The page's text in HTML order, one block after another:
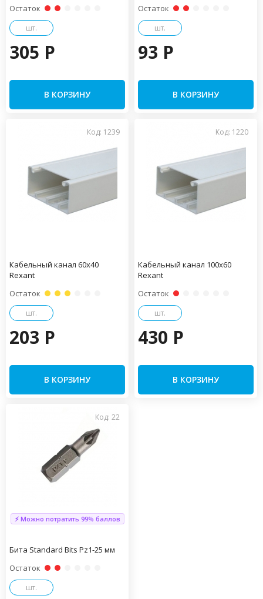
Остаток
шт.
305 P
В КОРЗИНУ
Остаток
шт.
93 P
В КОРЗИНУ
Код: 1239
Кабельный канал 60х40
Rexant
Остаток
шт.
203 P
В КОРЗИНУ
Код: 1220
Кабельный канал 100х60
Rexant
Остаток
шт.
430 P
В КОРЗИНУ
Код: 22
⚡ Можно потратить 99% баллов
Бита Standard Bits Pz1-25 мм
Остаток
шт.